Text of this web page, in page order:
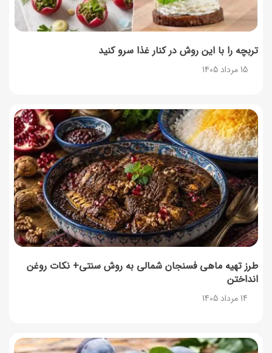
تربچه را با این روش در کنار غذا سرو کنید
15 مرداد 1405
طرز تهیه ماهی فسنجان شمالی به روش سنتی+ نکات روغن
انداختن
14 مرداد 1405